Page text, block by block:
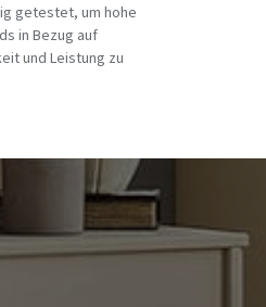
getestet, um hohe
in Bezug auf
und Leistung zu